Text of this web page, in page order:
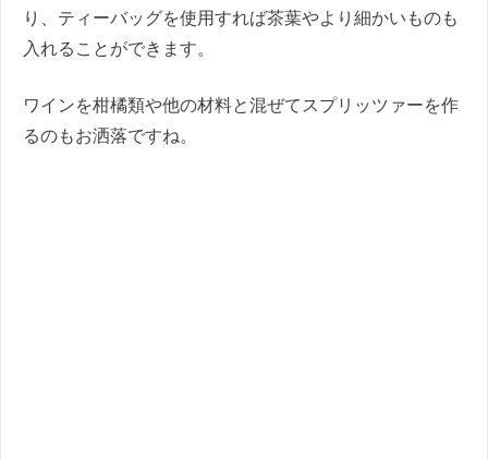
り、ティーバッグを使用すれば茶葉やより細かいものも
入れることができます。
ワインを柑橘類や他の材料と混ぜてスプリッツァーを作
るのもお洒落ですね。